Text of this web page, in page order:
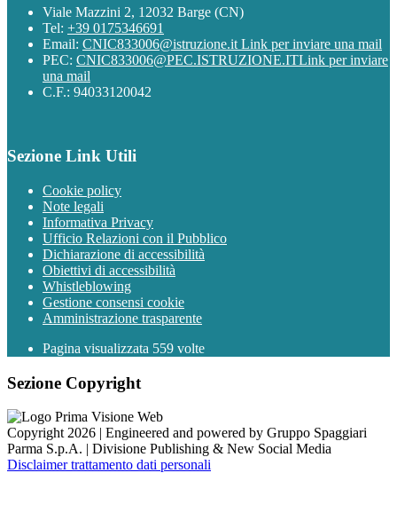
Viale Mazzini 2, 12032 Barge (CN)
Tel: +39 0175346691
Email: CNIC833006@istruzione.it Link per inviare una mail
PEC: CNIC833006@PEC.ISTRUZIONE.ITLink per inviare
una mail
C.F.: 94033120042
Sezione Link Utili
Cookie policy
Note legali
Informativa Privacy
Ufficio Relazioni con il Pubblico
Dichiarazione di accessibilità
Obiettivi di accessibilità
Whistleblowing
Gestione consensi cookie
Amministrazione trasparente
Pagina visualizzata 559 volte
Sezione Copyright
Copyright 2026 | Engineered and powered by Gruppo Spaggiari
Parma S.p.A. | Divisione Publishing & New Social Media
Disclaimer trattamento dati personali